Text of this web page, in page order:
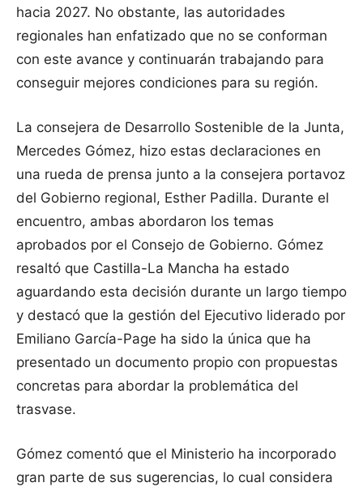
hacia 2027. No obstante, las autoridades
regionales han enfatizado que no se conforman
con este avance y continuarán trabajando para
conseguir mejores condiciones para su región.
La consejera de Desarrollo Sostenible de la Junta,
Mercedes Gómez, hizo estas declaraciones en
una rueda de prensa junto a la consejera portavoz
del Gobierno regional, Esther Padilla. Durante el
encuentro, ambas abordaron los temas
aprobados por el Consejo de Gobierno. Gómez
resaltó que Castilla-La Mancha ha estado
aguardando esta decisión durante un largo tiempo
y destacó que la gestión del Ejecutivo liderado por
Emiliano García-Page ha sido la única que ha
presentado un documento propio con propuestas
concretas para abordar la problemática del
trasvase.
Gómez comentó que el Ministerio ha incorporado
gran parte de sus sugerencias, lo cual considera